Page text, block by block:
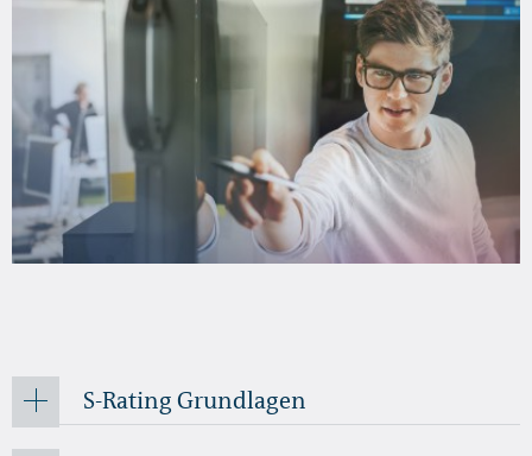
S-Rating Grundlagen